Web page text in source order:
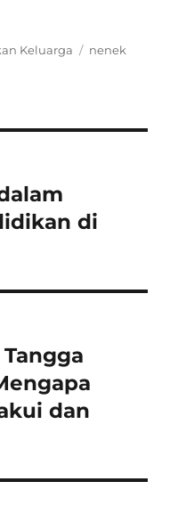
Keluarga Tags
nenek
di
dan